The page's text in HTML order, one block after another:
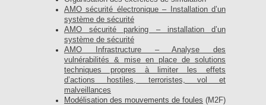
AMO sécurité électronique – Installation d’un
système de sécurité
AMO sécurité parking – installation d’un
système de sécurité
AMO Infrastructure – Analyse des
vulnérabilités & mise en place de solutions
techniques propres à limiter les effets
d’actions hostiles, terroristes, vol et
malveillances
Modélisation des mouvements de foules (M2F)